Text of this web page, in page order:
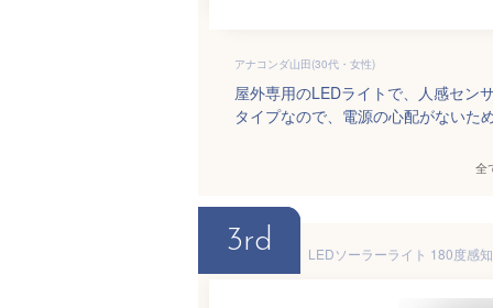
アナコンダ山田(30代・女性)
屋外専用のLEDライトで、人感セン
タイプなので、電源の心配がないた
全
3rd